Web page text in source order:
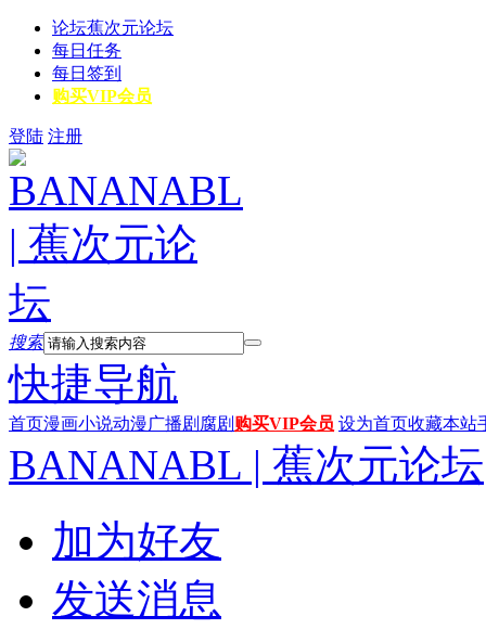
论坛蕉次元论坛
每日任务
每日签到
购买VIP会员
登陆 注册
搜索
快捷导航
首页漫画小说动漫广播剧 腐剧 购买VIP会员 设为首页收藏本站
BANANABL | 蕉次元论坛
加为好友
发送消息